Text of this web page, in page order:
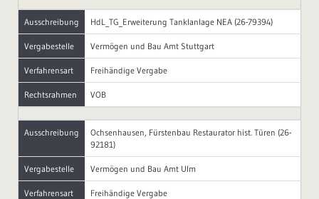
Ausschreibung HdL_TG_Erweiterung Tanklanlage NEA (26-79394)
Vergabestelle Vermögen und Bau Amt Stuttgart
Verfahrensart Freihändige Vergabe
Rechtsrahmen VOB
Ausschreibung
Ochsenhausen, Fürstenbau Restaurator hist. Türen (26-
92181)
Vergabestelle Vermögen und Bau Amt Ulm
Verfahrensart Freihändige Vergabe